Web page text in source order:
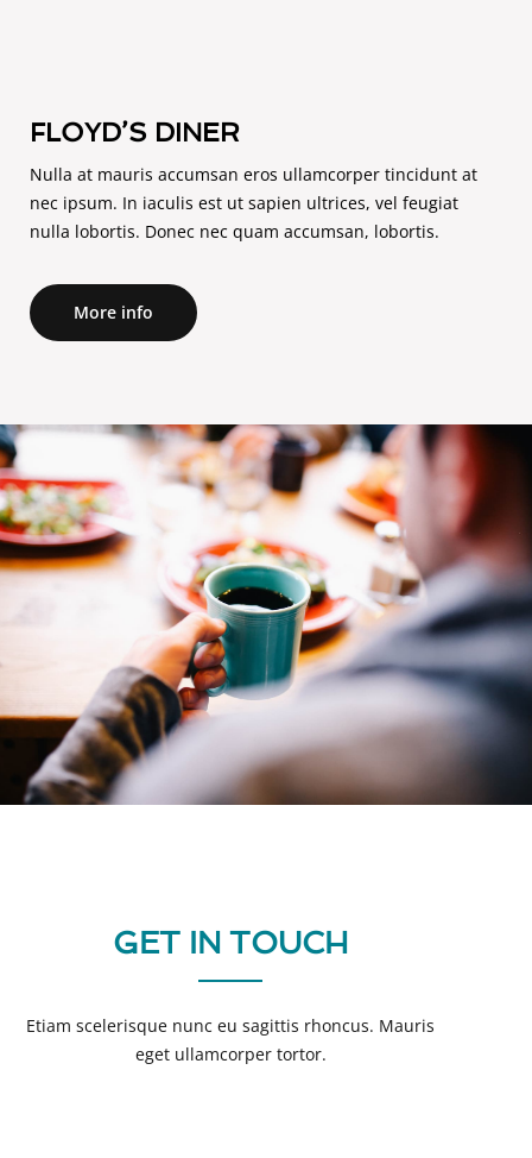
FLOYD’S DINER
Nulla at mauris accumsan eros ullamcorper tincidunt at
nec ipsum. In iaculis est ut sapien ultrices, vel feugiat
nulla lobortis. Donec nec quam accumsan, lobortis.
More info
GET IN TOUCH
Etiam scelerisque nunc eu sagittis rhoncus. Mauris
eget ullamcorper tortor.